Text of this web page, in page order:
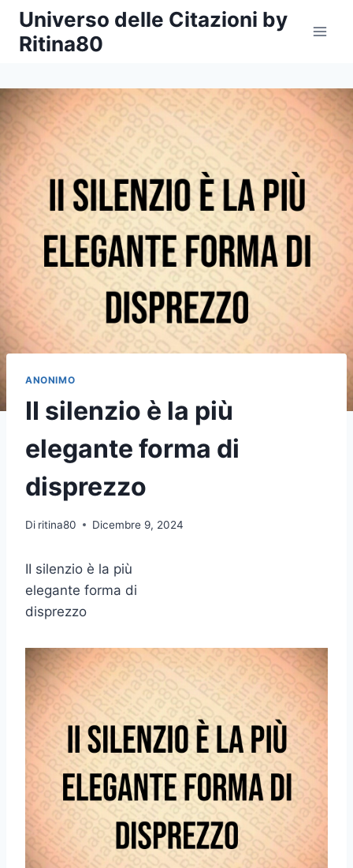
Salta
contenuto
Universo delle Citazioni by
Ritina80
ANONIMO
II silenzio è la più
elegante forma di
disprezzo
Di ritina80 Dicembre 9, 2024
II silenzio è la più
elegante forma di
disprezzo